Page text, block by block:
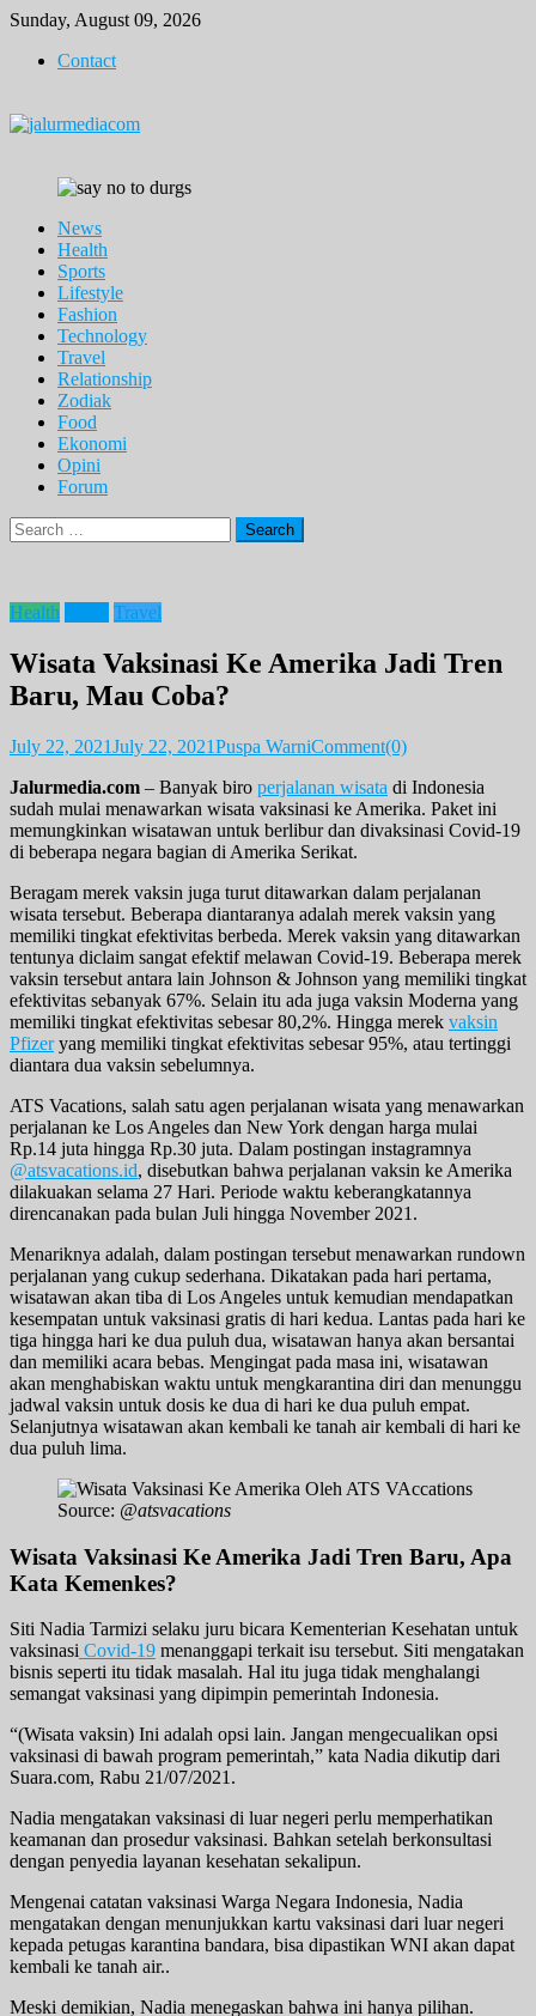
Skip
content
Sunday, August 09, 2026
Contact
News
Health
Sports
Lifestyle
Fashion
Technology
Travel
Relationship
Zodiak
Food
Ekonomi
Opini
Forum
Search
for:
Health Travel
Wisata Vaksinasi Ke Amerika Jadi Tren
Baru, Mau Coba?
July 22, 2021July 22, 2021Puspa WarniComment(0)
Jalurmedia.com – Banyak biro perjalanan wisata di Indonesia
sudah mulai menawarkan wisata vaksinasi ke Amerika. Paket ini
memungkinkan wisatawan untuk berlibur dan divaksinasi Covid-19
di beberapa negara bagian di Amerika Serikat.
Beragam merek vaksin juga turut ditawarkan dalam perjalanan
wisata tersebut. Beberapa diantaranya adalah merek vaksin yang
memiliki tingkat efektivitas berbeda. Merek vaksin yang ditawarkan
tentunya diclaim sangat efektif melawan Covid-19. Beberapa merek
vaksin tersebut antara lain Johnson & Johnson yang memiliki tingkat
efektivitas sebanyak 67%. Selain itu ada juga vaksin Moderna yang
memiliki tingkat efektivitas sebesar 80,2%. Hingga merek vaksin
Pfizeryang memiliki tingkat efektivitas sebesar 95%, atau tertinggi
diantara dua vaksin sebelumnya.
ATS Vacations, salah satu agen perjalanan wisata yang menawarkan
perjalanan ke Los Angeles dan New York dengan harga mulai
Rp.14 juta hingga Rp.30 juta. Dalam postingan instagramnya
@atsvacations.id, disebutkan bahwa perjalanan vaksin ke Amerika
dilakuakan selama 27 Hari. Periode waktu keberangkatannya
direncanakan pada bulan Juli hingga November 2021.
Menariknya adalah, dalam postingan tersebut menawarkan rundown
perjalanan yang cukup sederhana. Dikatakan pada hari pertama,
wisatawan akan tiba di Los Angeles untuk kemudian mendapatkan
kesempatan untuk vaksinasi gratis di hari kedua. Lantas pada hari ke
tiga hingga hari ke dua puluh dua, wisatawan hanya akan bersantai
dan memiliki acara bebas. Mengingat pada masa ini, wisatawan
akan menghabiskan waktu untuk mengkarantina diri dan menunggu
jadwal vaksin untuk dosis ke dua di hari ke dua puluh empat.
Selanjutnya wisatawan akan kembali ke tanah air kembali di hari ke
dua puluh lima.
Source: @atsvacations
Wisata Vaksinasi Ke Amerika Jadi Tren Baru, Apa
Kata Kemenkes?
Siti Nadia Tarmizi selaku juru bicara Kementerian Kesehatan untuk
vaksinasi Covid-19 menanggapi terkait isu tersebut. Siti mengatakan
bisnis seperti itu tidak masalah. Hal itu juga tidak menghalangi
semangat vaksinasi yang dipimpin pemerintah Indonesia.
“(Wisata vaksin) Ini adalah opsi lain. Jangan mengecualikan opsi
vaksinasi di bawah program pemerintah,” kata Nadia dikutip dari
Suara.com, Rabu 21/07/2021.
Nadia mengatakan vaksinasi di luar negeri perlu memperhatikan
keamanan dan prosedur vaksinasi. Bahkan setelah berkonsultasi
dengan penyedia layanan kesehatan sekalipun.
Mengenai catatan vaksinasi Warga Negara Indonesia, Nadia
mengatakan dengan menunjukkan kartu vaksinasi dari luar negeri
kepada petugas karantina bandara, bisa dipastikan WNI akan dapat
kembali ke tanah air..
Meski demikian, Nadia menegaskan bahwa ini hanya pilihan.